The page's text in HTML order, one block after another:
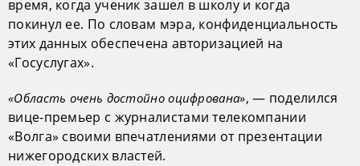
время, когда ученик зашел в школу и когда
покинул ее. По словам мэра, конфиденциальность
этих данных обеспечена авторизацией на
«Госуслугах».
«Область очень достойно оцифрована», — поделился
вице-премьер с журналистами телекомпании
«Волга» своими впечатлениями от презентации
нижегородских властей.